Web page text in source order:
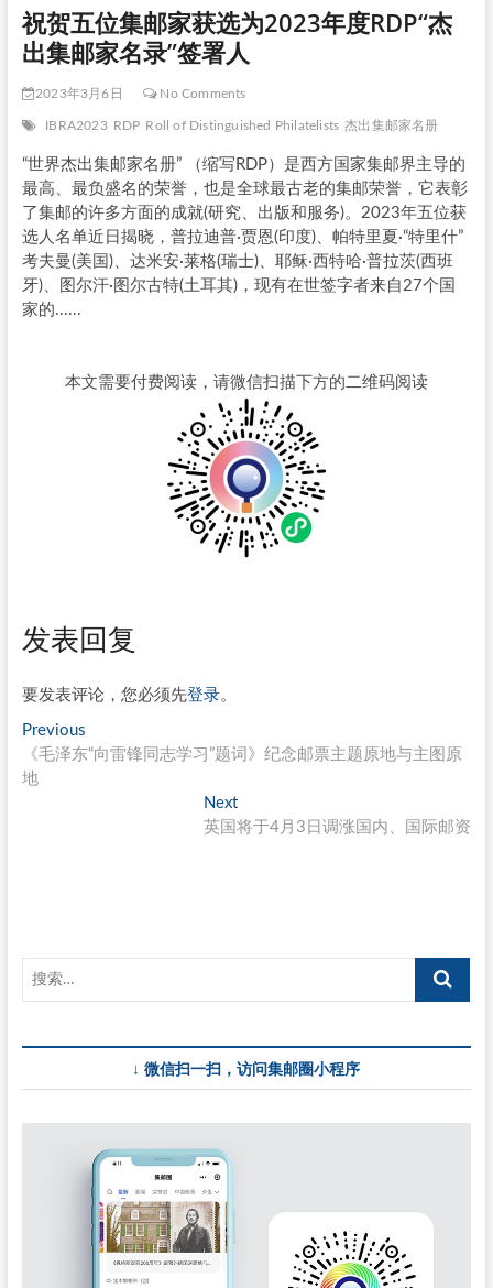
祝贺五位集邮家获选为2023年度RDP“杰
出集邮家名录”签署人
2023年3月6日 No Comments
IBRA2023 RDP Roll of Distinguished Philatelists 杰出集邮家名册
“世界杰出集邮家名册” （缩写RDP）是西方国家集邮界主导的
最高、最负盛名的荣誉，也是全球最古老的集邮荣誉，它表彰
了集邮的许多方面的成就(研究、出版和服务)。2023年五位获
选人名单近日揭晓，普拉迪普·贾恩(印度)、帕特里夏·“特里什”
考夫曼(美国)、达米安·莱格(瑞士)、耶稣·西特哈·普拉茨(西班
牙)、图尔汗·图尔古特(土耳其)，现有在世签字者来自27个国
家的......
本文需要付费阅读，请微信扫描下方的二维码阅读
发表回复
要发表评论，您必须先登录。
文
章
PreviousPrevious
post:
《毛泽东“向雷锋同志学习”题词》纪念邮票主题原地与主图原
地
NextNext
post:
英国将于4月3日调涨国内、国际邮资
↓ 微信扫一扫，访问集邮圈小程序